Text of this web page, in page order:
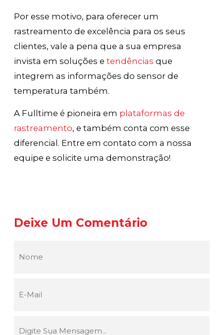
Por esse motivo, para oferecer um
rastreamento de excelência para os seus
clientes, vale a pena que a sua empresa
invista em soluções etendências que
integrem as informações do sensor de
temperatura também.
A Fulltime é pioneira em plataformas de
rastreamento, e também conta com esse
diferencial. Entre em contato com a nossa
equipe e solicite uma demonstração!
Deixe Um Comentário